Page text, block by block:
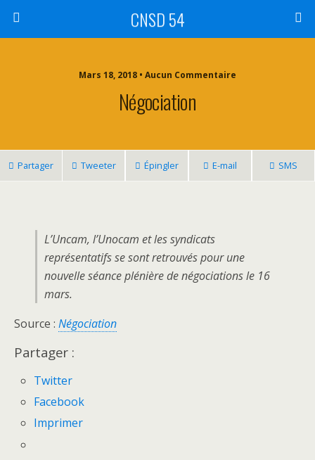
CNSD 54
Mars 18, 2018 • Aucun Commentaire
Négociation
Partager Tweeter Épingler E-mail SMS
L’Uncam, l’Unocam et les syndicats
représentatifs se sont retrouvés pour une
nouvelle séance plénière de négociations le 16
mars.
Source : Négociation
Partager :
Twitter
Facebook
Imprimer